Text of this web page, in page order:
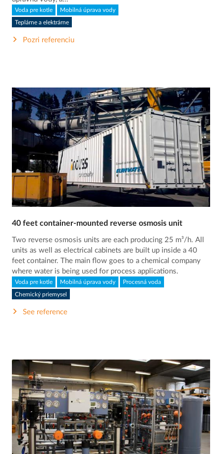
Voda pre kotle Mobilná úprava vody
Teplárne a elektrárne
Pozri referenciu
40 feet container-mounted reverse osmosis unit
Two reverse osmosis units are each producing 25 m³/h. All
units as well as electrical cabinets are built up inside a 40
feet container. The main flow goes to a chemical company
where water is being used for process applications.
Voda pre kotle Mobilná úprava vody Procesná voda
Chemický priemysel
See reference